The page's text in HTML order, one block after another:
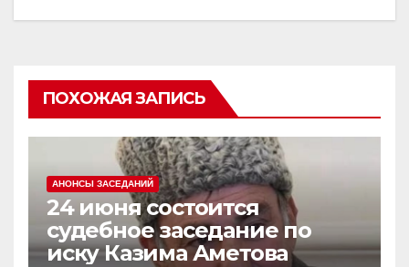
ПОХОЖАЯ ЗАПИСЬ
АНОНСЫ ЗАСЕДАНИЙ
24 июня состоится
судебное заседание по
иску Казима Аметова